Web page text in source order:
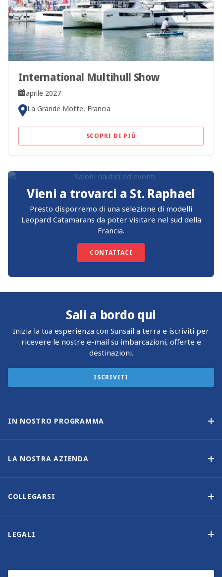
International Multihull Show
aprile 2027
La Grande Motte, Francia
SCOPRI DI PIÙ
Vieni a trovarci a St. Raphael
Presto disporremo di una selezione di modelli
Leopard Catamarans da poter visitare nel sud della
Francia.
CONTATTACI
Sali a bordo qui
Inizia la tua esperienza con Sunsail a terra e iscriviti per
ricevere le nostre e-mail su imbarcazioni, offerte e
destinazioni.
ISCRIVITI
IN NOSTRO PROGRAMMA
LA NOSTRA AZIENDA
COLLEGARSI
LEGALI